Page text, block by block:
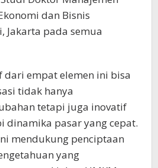
dan Bisnis
Jakarta pada semua
dari empat elemen ini bisa
tidak hanya
tetapi juga inovatif
dinamika pasar yang cepat.
mendukung penciptaan
yang